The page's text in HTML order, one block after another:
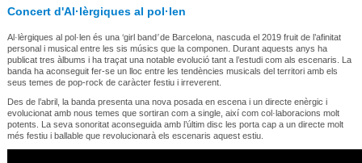
Concert d'Al·lèrgiques al pol·len
Al·lèrgiques al pol·len és una ‘girl band’de Barcelona, nascuda el 2019 fruit de l’afinitat
personal i musical entre les sis músics que la componen. Durant aquests anys ha
publicat tres àlbums i ha traçat una notable evolució tant a l’estudi com als escenaris. La
banda ha aconseguit fer-se un lloc entre les tendències musicals del territori amb els
seus temes de pop-rock de caràcter festiu i irreverent.
Des de l’abril, la banda presenta una nova posada en escena i un directe enèrgic i
evolucionat amb nous temes que sortiran com a single, així com col·laboracions molt
potents. La seva sonoritat aconseguida amb l’últim disc les porta cap a un directe molt
més festiu i ballable que revolucionarà els escenaris aquest estiu.